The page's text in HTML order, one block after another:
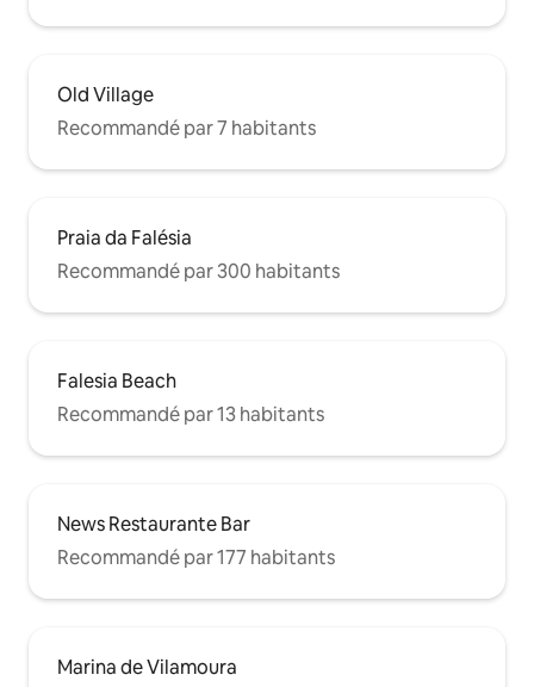
Old Village
Recommandé par 7 habitants
Praia da Falésia
Recommandé par 300 habitants
Falesia Beach
Recommandé par 13 habitants
News Restaurante Bar
Recommandé par 177 habitants
Marina de Vilamoura